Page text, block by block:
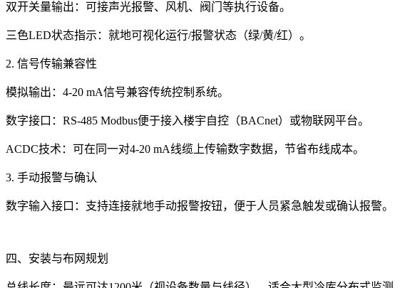
双开关量输出：可接声光报警、风机、阀门等执行设备。
三色LED状态指示：就地可视化运行/报警状态（绿/黄/红）。
2. 信号传输兼容性
模拟输出：4-20 mA信号兼容传统控制系统。
数字接口：RS-485 Modbus便于接入楼宇自控（BACnet）或物联网平台。
ACDC技术：可在同一对4-20 mA线缆上传输数字数据，节省布线成本。
3. 手动报警与确认
数字输入接口：支持连接就地手动报警按钮，便于人员紧急触发或确认报警。
四、安装与布网规划